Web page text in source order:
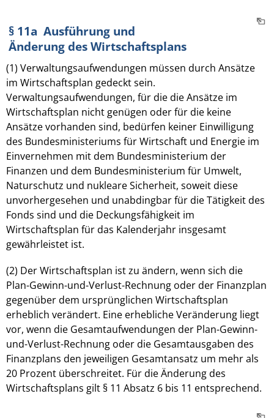
§ 11a Ausführung und
Änderung des Wirtschaftsplans
(1) Verwaltungsaufwendungen müssen durch Ansätze
im Wirtschaftsplan gedeckt sein.
Verwaltungsaufwendungen, für die die Ansätze im
Wirtschaftsplan nicht genügen oder für die keine
Ansätze vorhanden sind, bedürfen keiner Einwilligung
des Bundesministeriums für Wirtschaft und Energie im
Einvernehmen mit dem Bundesministerium der
Finanzen und dem Bundesministerium für Umwelt,
Naturschutz und nukleare Sicherheit, soweit diese
unvorhergesehen und unabdingbar für die Tätigkeit des
Fonds sind und die Deckungsfähigkeit im
Wirtschaftsplan für das Kalenderjahr insgesamt
gewährleistet ist.
(2) Der Wirtschaftsplan ist zu ändern, wenn sich die
Plan-Gewinn-und-Verlust-Rechnung oder der Finanzplan
gegenüber dem ursprünglichen Wirtschaftsplan
erheblich verändert. Eine erhebliche Veränderung liegt
vor, wenn die Gesamtaufwendungen der Plan-Gewinn-
und-Verlust-Rechnung oder die Gesamtausgaben des
Finanzplans den jeweiligen Gesamtansatz um mehr als
20 Prozent überschreitet. Für die Änderung des
Wirtschaftsplans gilt § 11 Absatz 6 bis 11 entsprechend.